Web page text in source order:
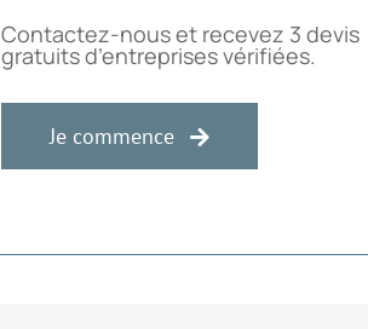
Contactez-nous et recevez 3 devis
gratuits d’entreprises vérifiées.
Je commence